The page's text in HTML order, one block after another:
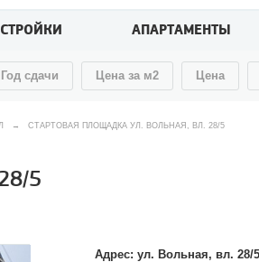
АПАРТАМЕНТЫ
Год сдачи Цена за м2 Цена
→ СТАРТОВАЯ ПЛОЩАДКА УЛ. ВОЛЬНАЯ, ВЛ. 28/5
5
Адрес: ул. Вольная, вл. 28/5